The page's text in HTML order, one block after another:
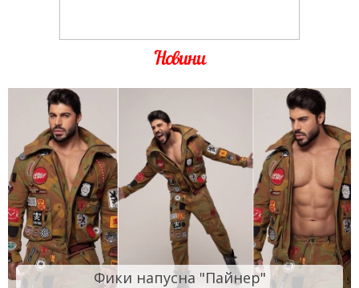
Новини
Фики напусна "Пайнер"